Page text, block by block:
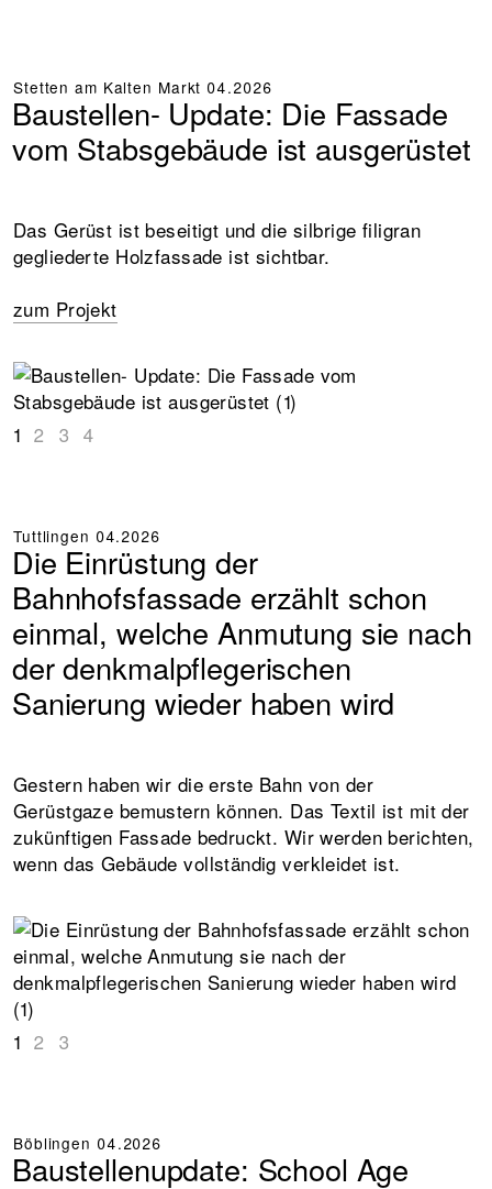
Stetten am Kalten Markt 04.2026
Baustellen- Update: Die Fassade
vom Stabsgebäude ist ausgerüstet
Das Gerüst ist beseitigt und die silbrige filigran
gegliederte Holzfassade ist sichtbar.
zum Projekt
1 2 3 4
Tuttlingen 04.2026
Die Einrüstung der
Bahnhofsfassade erzählt schon
einmal, welche Anmutung sie nach
der denkmalpflegerischen
Sanierung wieder haben wird
Gestern haben wir die erste Bahn von der
Gerüstgaze bemustern können. Das Textil ist mit der
zukünftigen Fassade bedruckt. Wir werden berichten,
wenn das Gebäude vollständig verkleidet ist.
1 2 3
Böblingen 04.2026
Baustellenupdate: School Age